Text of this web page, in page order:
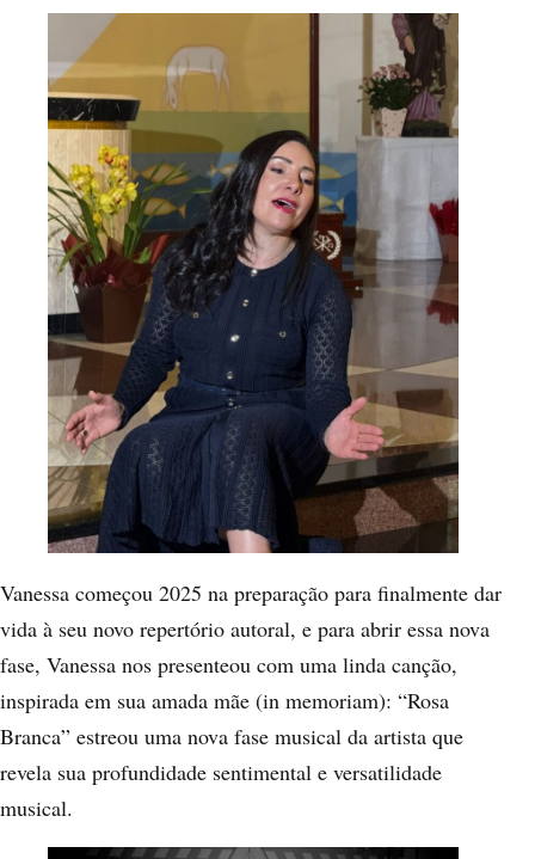
Vanessa começou 2025 na preparação para finalmente dar
vida à seu novo repertório autoral, e para abrir essa nova
fase, Vanessa nos presenteou com uma linda canção,
inspirada em sua amada mãe (in memoriam): “Rosa
Branca” estreou uma nova fase musical da artista que
revela sua profundidade sentimental e versatilidade
musical.